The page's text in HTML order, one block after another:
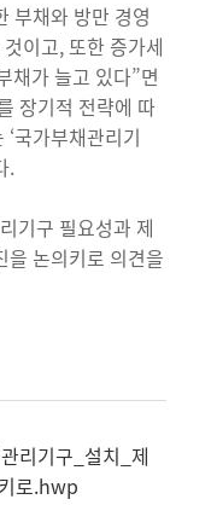
부채와 방만 경영
이고, 또한 증가세
채가 늘고 있다”면
장기적 전략에 따
국가부채관리기
.
기구 필요성과 제
을 논의키로 의견을
리기구_설치_제
로.hwp